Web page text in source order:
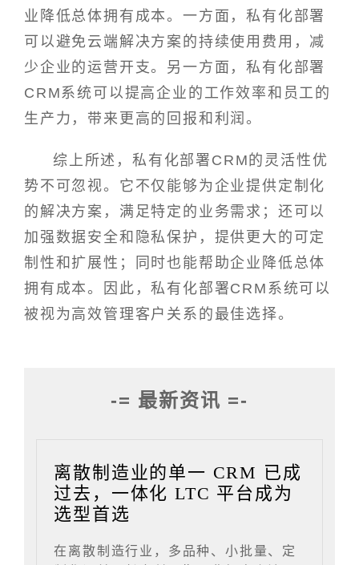
业降低总体拥有成本。一方面，私有化部署
可以避免云端解决方案的持续使用费用，减
少企业的运营开支。另一方面，私有化部署
CRM系统可以提高企业的工作效率和员工的
生产力，带来更高的回报和利润。
综上所述，私有化部署CRM的灵活性优
势不可忽视。它不仅能够为企业提供定制化
的解决方案，满足特定的业务需求；还可以
加强数据安全和隐私保护，提供更大的可定
制性和扩展性；同时也能帮助企业降低总体
拥有成本。因此，私有化部署CRM系统可以
被视为高效管理客户关系的最佳选择。
-= 最新资讯 =-
离散制造业的单一 CRM 已成
过去，一体化 LTC 平台成为
选型首选
在离散制造行业，多品种、小批量、定